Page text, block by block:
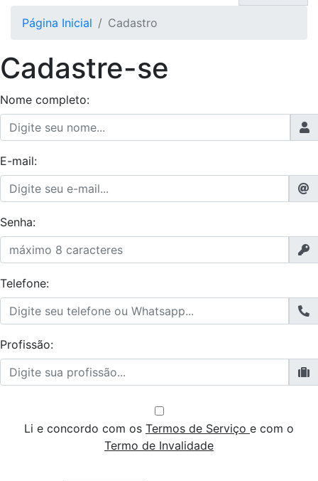
Página Inicial Cadastro
Cadastre-se
Nome completo:
E-mail:
Senha:
Telefone:
Profissão:
Li e concordo com os Termos de Serviço e com o
Termo de Invalidade